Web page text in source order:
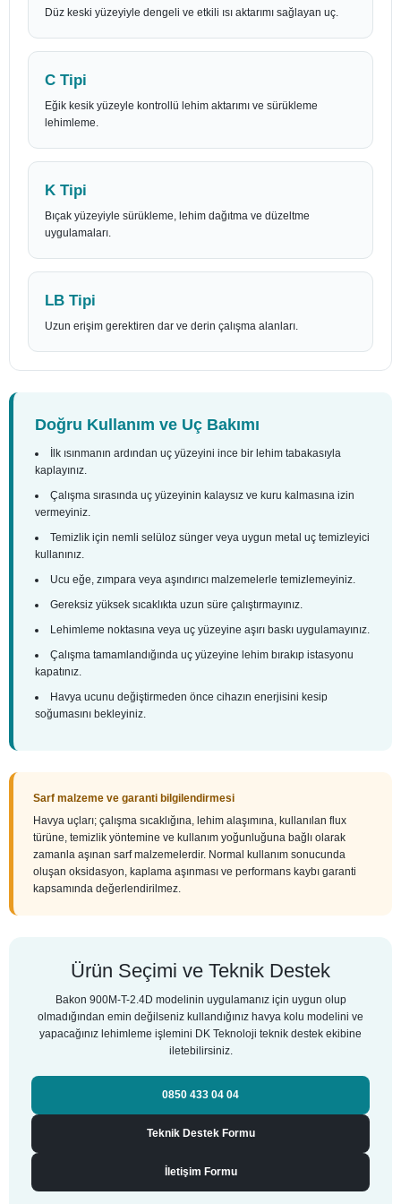
Düz keski yüzeyiyle dengeli ve etkili ısı aktarımı sağlayan uç.
C Tipi
Eğik kesik yüzeyle kontrollü lehim aktarımı ve sürükleme
lehimleme.
K Tipi
Bıçak yüzeyiyle sürükleme, lehim dağıtma ve düzeltme
uygulamaları.
LB Tipi
Uzun erişim gerektiren dar ve derin çalışma alanları.
Doğru Kullanım ve Uç Bakımı
İlk ısınmanın ardından uç yüzeyini ince bir lehim tabakasıyla
kaplayınız.
Çalışma sırasında uç yüzeyinin kalaysız ve kuru kalmasına izin
vermeyiniz.
Temizlik için nemli selüloz sünger veya uygun metal uç temizleyici
kullanınız.
Ucu eğe, zımpara veya aşındırıcı malzemelerle temizlemeyiniz.
Gereksiz yüksek sıcaklıkta uzun süre çalıştırmayınız.
Lehimleme noktasına veya uç yüzeyine aşırı baskı uygulamayınız.
Çalışma tamamlandığında uç yüzeyine lehim bırakıp istasyonu
kapatınız.
Havya ucunu değiştirmeden önce cihazın enerjisini kesip
soğumasını bekleyiniz.
Sarf malzeme ve garanti bilgilendirmesi
Havya uçları; çalışma sıcaklığına, lehim alaşımına, kullanılan flux
türüne, temizlik yöntemine ve kullanım yoğunluğuna bağlı olarak
zamanla aşınan sarf malzemelerdir. Normal kullanım sonucunda
oluşan oksidasyon, kaplama aşınması ve performans kaybı garanti
kapsamında değerlendirilmez.
Ürün Seçimi ve Teknik Destek
Bakon 900M-T-2.4D modelinin uygulamanız için uygun olup
olmadığından emin değilseniz kullandığınız havya kolu modelini ve
yapacağınız lehimleme işlemini DK Teknoloji teknik destek ekibine
iletebilirsiniz.
0850 433 04 04
Teknik Destek Formu
İletişim Formu